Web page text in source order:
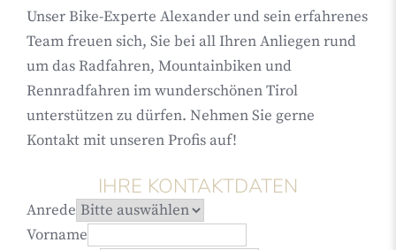
Unser Bike-Experte Alexander und sein erfahrenes
Team freuen sich, Sie bei all Ihren Anliegen rund
um das Radfahren, Mountainbiken und
Rennradfahren im wunderschönen Tirol
unterstützen zu dürfen. Nehmen Sie gerne
Kontakt mit unseren Profis auf!
IHRE KONTAKTDATEN
Anrede
Vorname